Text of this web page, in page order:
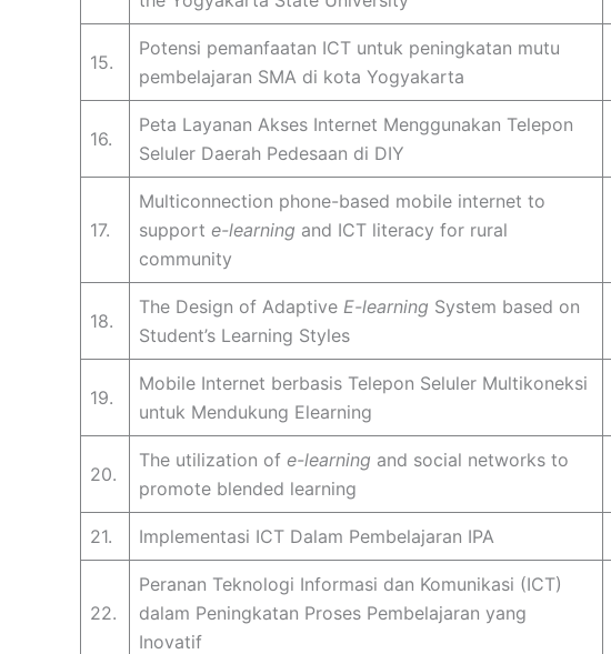
15.
Potensi pemanfaatan ICT untuk peningkatan mutu
pembelajaran SMA di kota Yogyakarta
16.
Peta Layanan Akses Internet Menggunakan Telepon
Seluler Daerah Pedesaan di DIY
17.
Multiconnection phone-based mobile internet to
support e-learning and ICT literacy for rural
community
18.
The Design of Adaptive E-learning System based on
Student’s Learning Styles
19.
Mobile Internet berbasis Telepon Seluler Multikoneksi
untuk Mendukung Elearning
20.
The utilization of e-learning and social networks to
promote blended learning
21. Implementasi ICT Dalam Pembelajaran IPA
22.
Peranan Teknologi Informasi dan Komunikasi (ICT)
dalam Peningkatan Proses Pembelajaran yang
Inovatif